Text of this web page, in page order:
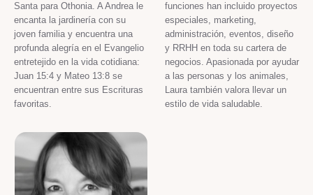
Santa para Othonia. A Andrea le
encanta la jardinería con su
joven familia y encuentra una
profunda alegría en el Evangelio
entretejido en la vida cotidiana:
Juan 15:4 y Mateo 13:8 se
encuentran entre sus Escrituras
favoritas.
funciones han incluido proyectos
especiales, marketing,
administración, eventos, diseño
y RRHH en toda su cartera de
negocios. Apasionada por ayudar
a las personas y los animales,
Laura también valora llevar un
estilo de vida saludable.